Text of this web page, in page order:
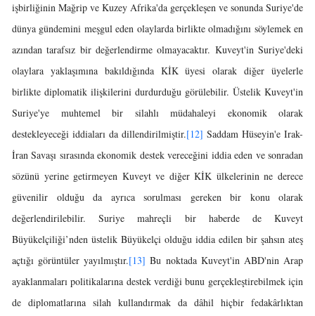
işbirliğinin Mağrip ve Kuzey Afrika'da gerçekleşen ve sonunda Suriye'de
dünya gündemini meşgul eden olaylarda birlikte olmadığını söylemek en
azından tarafsız bir değerlendirme olmayacaktır. Kuveyt'in Suriye'deki
olaylara yaklaşımına bakıldığında KİK üyesi olarak diğer üyelerle
birlikte diplomatik ilişkilerini durdurduğu görülebilir. Üstelik Kuveyt'in
Suriye'ye muhtemel bir silahlı müdahaleyi ekonomik olarak
destekleyeceği iddiaları da dillendirilmiştir.[12] Saddam Hüseyin'e Irak-
İran Savaşı sırasında ekonomik destek vereceğini iddia eden ve sonradan
sözünü yerine getirmeyen Kuveyt ve diğer KİK ülkelerinin ne derece
güvenilir olduğu da ayrıca sorulması gereken bir konu olarak
değerlendirilebilir. Suriye mahreçli bir haberde de Kuveyt
Büyükelçiliği’nden üstelik Büyükelçi olduğu iddia edilen bir şahsın ateş
açtığı görüntüler yayılmıştır.[13] Bu noktada Kuveyt'in ABD'nin Arap
ayaklanmaları politikalarına destek verdiği bunu gerçekleştirebilmek için
de diplomatlarına silah kullandırmak da dâhil hiçbir fedakârlıktan